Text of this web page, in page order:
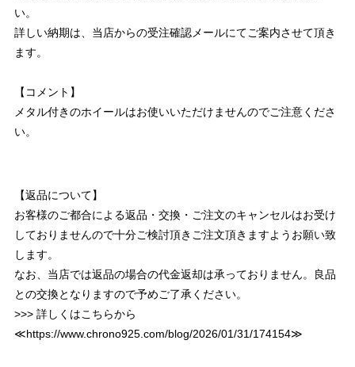
い。
詳しい納期は、当店からの受注確認メールにてご案内させて頂き
ます。
【コメント】
メタル付きのホイールはお使いいただけませんのでご注意くださ
い。
【返品について】
お客様のご都合による返品・交換・ご注文のキャンセルはお受け
しておりませんので十分ご検討頂きご注文頂きますようお願い致
します。
なお、当店では返品の場合の代金返却は承っておりません。良品
との交換となりますので予めご了承ください。
>>> 詳しくはこちらから
≪https://www.chrono925.com/blog/2026/01/31/174154≫